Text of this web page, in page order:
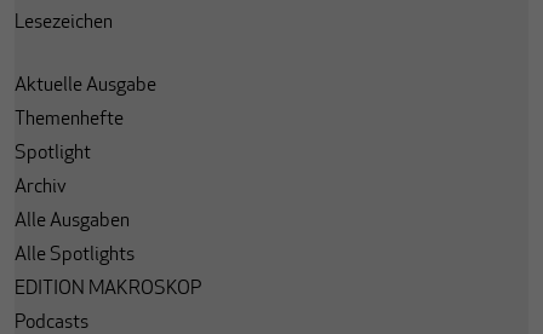
Lesezeichen
Aktuelle Ausgabe
Themenhefte
Spotlight
Archiv
Alle Ausgaben
Alle Spotlights
EDITION MAKROSKOP
Podcasts